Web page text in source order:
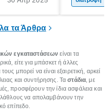
ούτε
τα Άρθρα
εγκαταστάσεων είναι τα
είτε για μπάσκετ ή άλλες
μπορεί να είναι εξαιρετική, αρκεί
και συντήρησης. Ταστάδια, με
προσφέρουν την ίδια ασφάλεια και
να απολαμβάνουν την
επίπεδο.